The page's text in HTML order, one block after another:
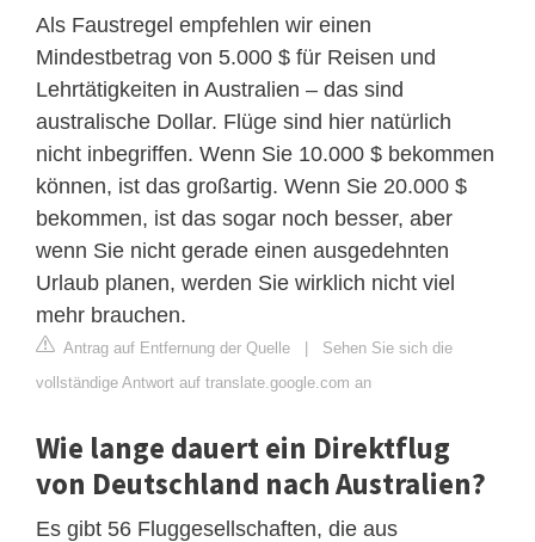
Als Faustregel empfehlen wir einen
Mindestbetrag von 5.000 $ für Reisen und
Lehrtätigkeiten in Australien – das sind
australische Dollar. Flüge sind hier natürlich
nicht inbegriffen. Wenn Sie 10.000 $ bekommen
können, ist das großartig. Wenn Sie 20.000 $
bekommen, ist das sogar noch besser, aber
wenn Sie nicht gerade einen ausgedehnten
Urlaub planen, werden Sie wirklich nicht viel
mehr brauchen.
Antrag auf Entfernung der Quelle | Sehen Sie sich die
vollständige Antwort auf translate.google.com an
Wie lange dauert ein Direktflug
von Deutschland nach Australien?
Es gibt 56 Fluggesellschaften, die aus